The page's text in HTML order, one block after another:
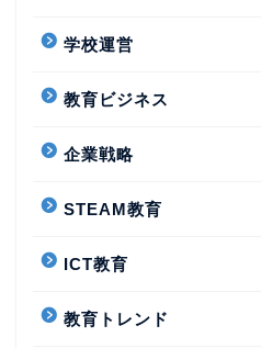
学校運営
教育ビジネス
企業戦略
STEAM教育
ICT教育
教育トレンド